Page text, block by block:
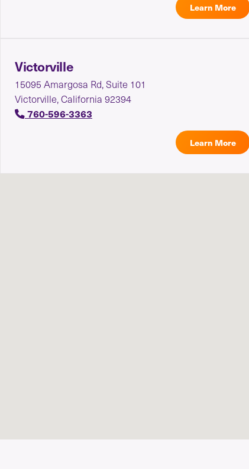
Learn More
Victorville
15095 Amargosa Rd, Suite 101
Victorville, California 92394
760-596-3363
Learn More